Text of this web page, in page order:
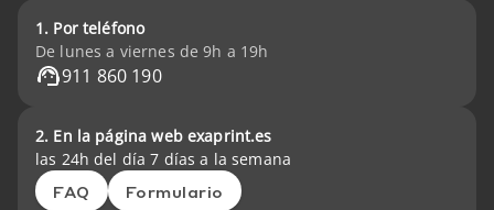
1. Por teléfono
De lunes a viernes de 9h a 19h
911 860 190
2. En la página web exaprint.es
las 24h del día 7 días a la semana
FAQ Formulario